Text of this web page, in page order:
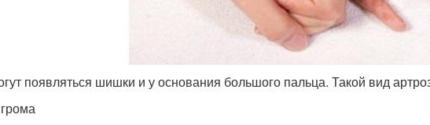
появляться шишки и у основания большого пальца. Такой вид